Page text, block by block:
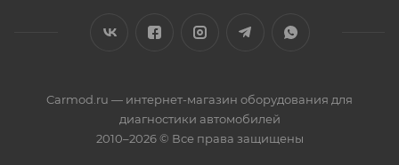
Carmod.ru — интернет-магазин оборудования для
диагностики автомобилей
2010–2026 © Все права защищены